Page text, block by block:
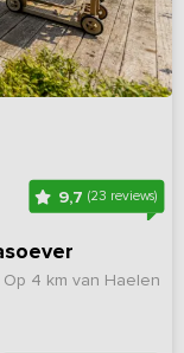
9,7(23 reviews)
Op 4 km van Haelen